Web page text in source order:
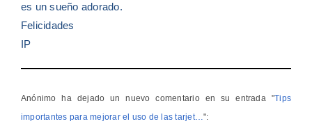
es un sueño adorado.
Felicidades
IP
Anónimo ha dejado un nuevo comentario en su entrada "Tips
importantes para mejorar el uso de las tarjet…":